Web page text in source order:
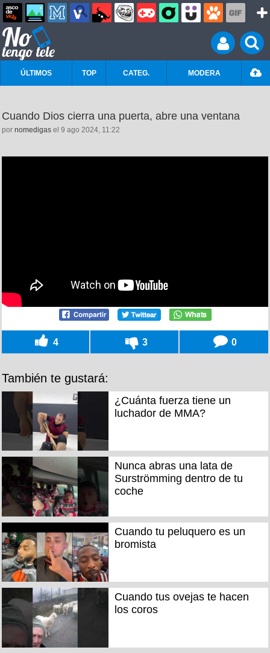
ÚLTIMOS TOP CATEG. MODERA
Cuando Dios cierra una puerta, abre una ventana
por nomedigas el 9 ago 2024, 11:22
4 3 0
También te gustará:
¿Cuánta fuerza tiene un
luchador de MMA?
Nunca abras una lata de
Surströmming dentro de tu
coche
Cuando tu peluquero es un
bromista
Cuando tus ovejas te hacen
los coros